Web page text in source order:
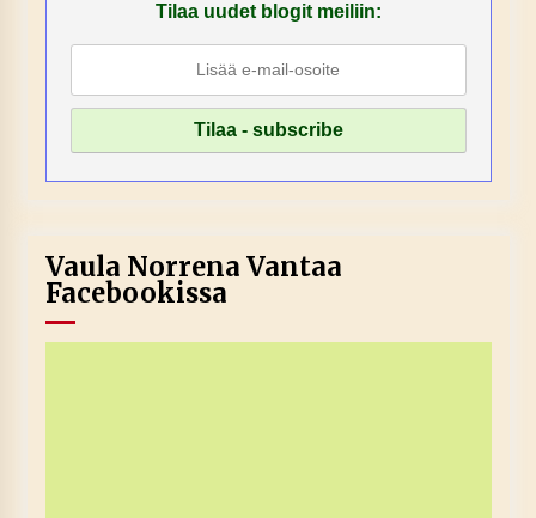
Tilaa uudet blogit meiliin:
Vaula Norrena Vantaa
Facebookissa